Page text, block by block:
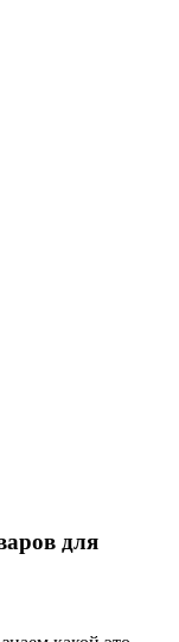
для